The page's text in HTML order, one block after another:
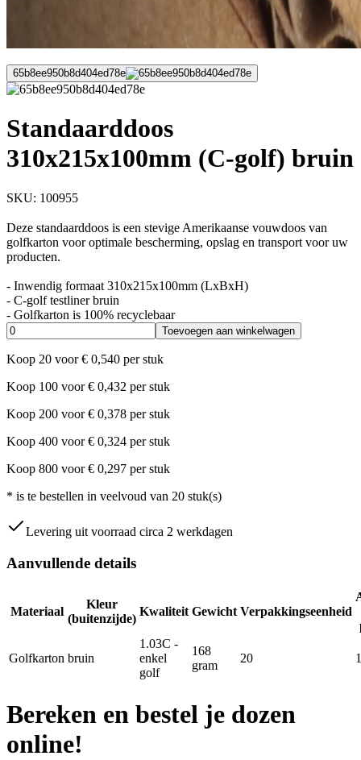
65b8ee950b8d404ed78e
Standaarddoos
310x215x100mm (C-golf) bruin
SKU: 100955
Deze standaarddoos is een stevige Amerikaanse vouwdoos van
golfkarton voor optimale bescherming, opslag en transport voor uw
producten.
- Inwendig formaat 310x215x100mm (LxBxH)
- C-golf testliner bruin
- Golfkarton is 100% recyclebaar
Toevoegen aan winkelwagen
Koop 20 voor € 0,540 per stuk
Koop 100 voor € 0,432 per stuk
Koop 200 voor € 0,378 per stuk
Koop 400 voor € 0,324 per stuk
Koop 800 voor € 0,297 per stuk
* is te bestellen in veelvoud van 20 stuk(s)
Levering uit voorraad circa 2 werkdagen
Aanvullende details
Materiaal
Kleur
(buitenzijde)
Kwaliteit Gewicht Verpakkingseenheid
Golfkarton bruin
1.03C -
enkel
golf
168
gram
20
Bereken en bestel je dozen
online!